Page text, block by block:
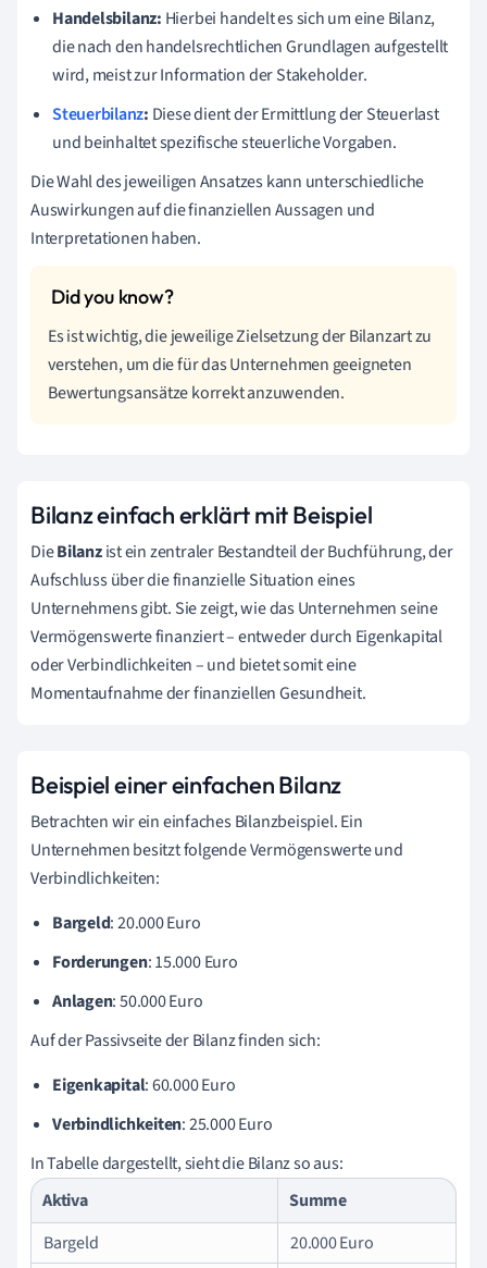
Handelsbilanz: Hierbei handelt es sich um eine Bilanz,
die nach den handelsrechtlichen Grundlagen aufgestellt
wird, meist zur Information der Stakeholder.
Steuerbilanz: Diese dient der Ermittlung der Steuerlast
und beinhaltet spezifische steuerliche Vorgaben.
Die Wahl des jeweiligen Ansatzes kann unterschiedliche
Auswirkungen auf die finanziellen Aussagen und
Interpretationen haben.
Es ist wichtig, die jeweilige Zielsetzung der Bilanzart zu
verstehen, um die für das Unternehmen geeigneten
Bewertungsansätze korrekt anzuwenden.
Bilanz einfach erklärt mit Beispiel
DieBilanzist ein zentraler Bestandteil der Buchführung, der
Aufschluss über die finanzielle Situation eines
Unternehmens gibt. Sie zeigt, wie das Unternehmen seine
Vermögenswerte finanziert – entweder durch Eigenkapital
oder Verbindlichkeiten – und bietet somit eine
Momentaufnahme der finanziellen Gesundheit.
Beispiel einer einfachen Bilanz
Betrachten wir ein einfaches Bilanzbeispiel. Ein
Unternehmen besitzt folgende Vermögenswerte und
Verbindlichkeiten:
Bargeld: 20.000 Euro
Forderungen: 15.000 Euro
Anlagen: 50.000 Euro
Auf der Passivseite der Bilanz finden sich:
Eigenkapital: 60.000 Euro
Verbindlichkeiten: 25.000 Euro
In Tabelle dargestellt, sieht die Bilanz so aus:
Aktiva
Summe
Bargeld
20.000 Euro